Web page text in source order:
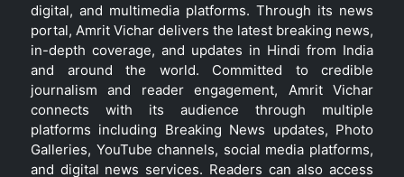
digital, and multimedia platforms. Through its news
portal, Amrit Vichar delivers the latest breaking news,
in-depth coverage, and updates in Hindi from India
and around the world. Committed to credible
journalism and reader engagement, Amrit Vichar
connects with its audience through multiple
platforms including Breaking News updates, Photo
Galleries, YouTube channels, social media platforms,
and digital news services. Readers can also access